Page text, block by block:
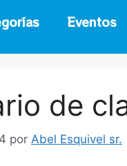
Eventos
de
por Abel Esquivel sr.